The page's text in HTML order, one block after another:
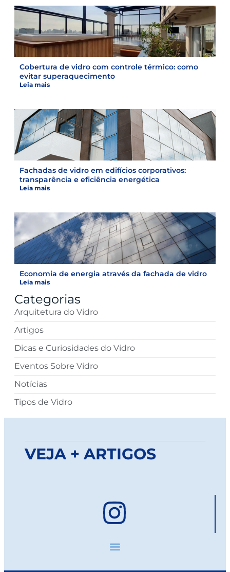
Cobertura de vidro com controle térmico: como
evitar superaquecimento
Leia mais
Fachadas de vidro em edifícios corporativos:
transparência e eficiência energética
Leia mais
Economia de energia através da fachada de vidro
Leia mais
Categorias
Arquitetura do Vidro
Artigos
Dicas e Curiosidades do Vidro
Eventos Sobre Vidro
Notícias
Tipos de Vidro
VEJA + ARTIGOS